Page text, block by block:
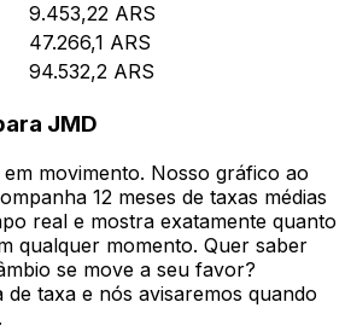
9.453,22 ARS
47.266,1 ARS
94.532,2 ARS
JMD
em movimento. Nosso gráfico ao
12 meses de taxas médias
real e mostra exatamente quanto
qualquer momento. Quer saber
se move a seu favor?
taxa e nós avisaremos quando